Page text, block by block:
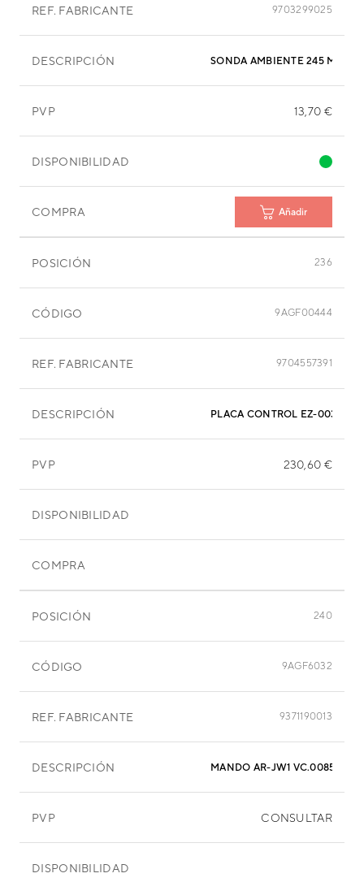
REF. FABRICANTE 9703299025
DESCRIPCIÓN SONDA AMBIENTE 245 MM
PVP 13,70 €
DISPONIBILIDAD
COMPRA Añadir
POSICIÓN 236
CÓDIGO 9AGF00444
REF. FABRICANTE 9704557391
DESCRIPCIÓN PLACA CONTROL EZ-
PVP 230,60 €
DISPONIBILIDAD
COMPRA
POSICIÓN 240
CÓDIGO 9AGF6032
REF. FABRICANTE 9371190013
DESCRIPCIÓN MANDO AR-JW1 VC.00855
PVP CONSULTAR
DISPONIBILIDAD